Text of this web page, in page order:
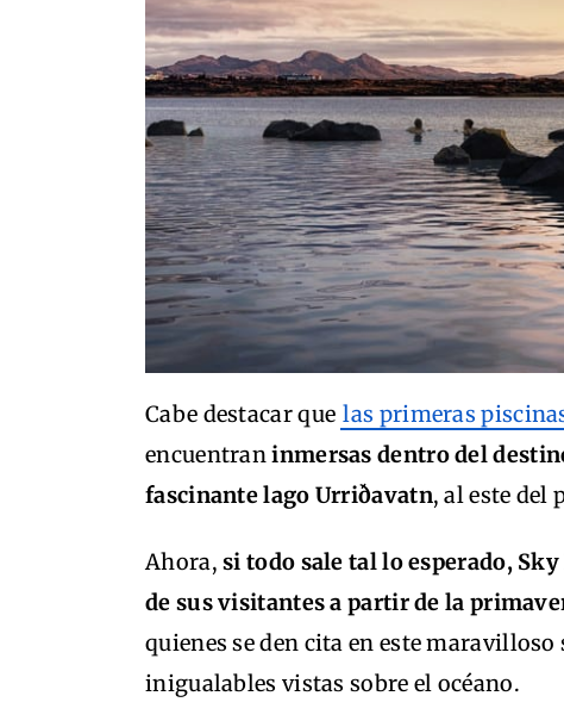
Cabe destacar que las primeras
encuentraninmersas dentro del
fascinante lago Urriðavatn, al este del
Ahora, si todo sale tal lo esperado,
de sus visitantes a partir de la
quienes se den cita en este
inigualables vistas sobre el océano.